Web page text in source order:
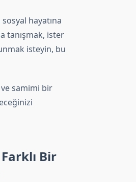
hayatına
tanışmak, ister
isteyin, bu
samimi bir
Bir